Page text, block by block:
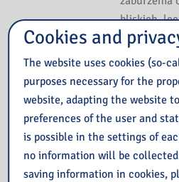
bliskich,
specjalistów
dietetyków,
lekarzy –
będą mogli
wiedzę i
wyniki w
Cookies and
The website uses cookies (so-
purposes necessary for the
website, adapting the website
preferences of the user and
is possible in the settings of
no information will be
saving information in cookies,